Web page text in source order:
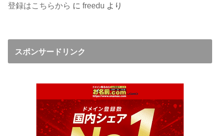
登録はこちらから にfreedu より
スポンサードリンク